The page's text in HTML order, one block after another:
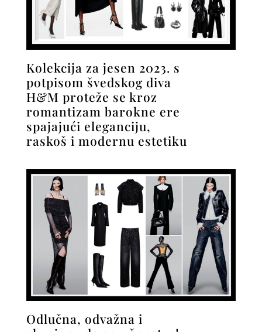
Kolekcija za jesen 2023. s
potpisom švedskog diva
H&M proteže se kroz
romantizam barokne ere
spajajući eleganciju,
raskoš i modernu estetiku
Odlučna, odvažna i